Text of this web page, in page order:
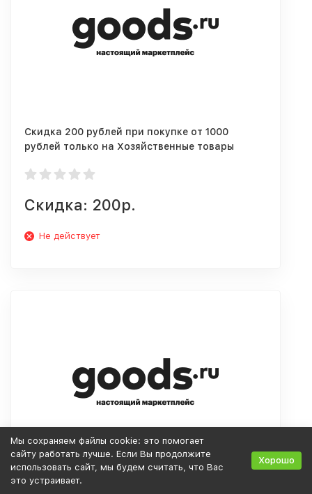
Скидка 200 рублей при покупке от 1000
рублей только на Хозяйственные товары
Скидка: 200р.
Не действует
Старт продаж PlayStation 5 на goods.ru
Мы сохраняем файлы cookie: это помогает
сайту работать лучше. Если Вы продолжите
использовать сайт, мы будем считать, что Вас
это устраивает.
Хорошо